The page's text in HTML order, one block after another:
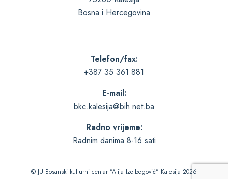
Bosna i Hercegovina
Telefon/fax:
+387 35 361 881
E-mail:
bkc.kalesija@bih.net.ba
Radno vrijeme:
Radnim danima 8-16 sati
© JU Bosanski kulturni centar "Alija Izetbegović" Kalesija 2026